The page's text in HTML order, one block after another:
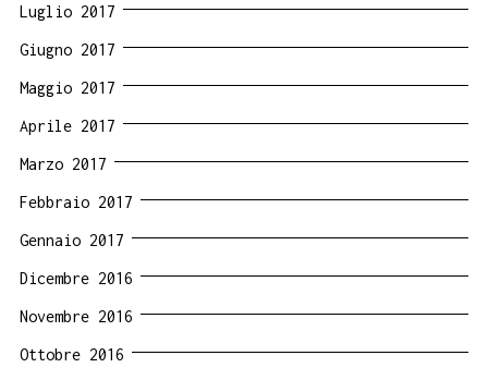
Luglio 2017
Giugno 2017
Maggio 2017
Aprile 2017
Marzo 2017
Febbraio 2017
Gennaio 2017
Dicembre 2016
Novembre 2016
Ottobre 2016